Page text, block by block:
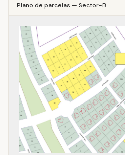
Plano de parcelas — Sector-B